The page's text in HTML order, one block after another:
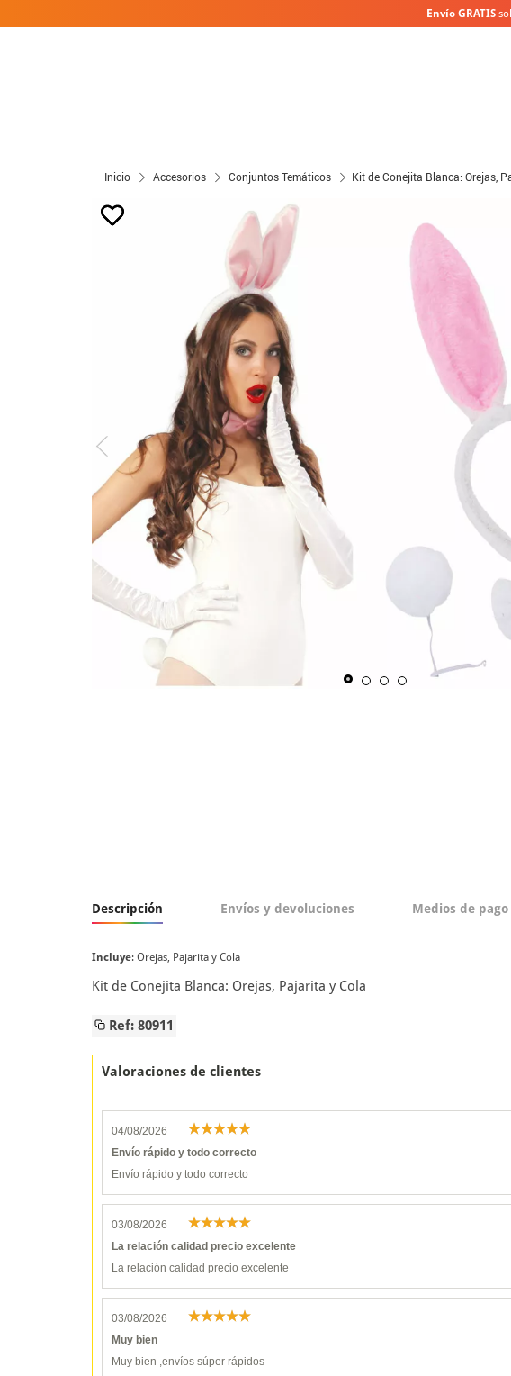
Envío GRATIS
Inicio Accesorios Conjuntos Temáticos Kit de Conejita Blanca: Orejas,
Descripción Envíos y devoluciones Medios de pago
Incluye: Orejas, Pajarita y Cola
Kit de Conejita Blanca: Orejas, Pajarita y Cola
Ref: 80911
Valoraciones de clientes
04/08/2026
Envío rápido y todo correcto
Envío rápido y todo correcto
03/08/2026
La relación calidad precio excelente
La relación calidad precio excelente
03/08/2026
Muy bien
Muy bien ,envíos súper rápidos